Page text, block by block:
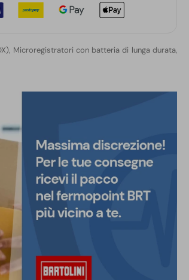
, Microregistratori con batteria di lunga durata,